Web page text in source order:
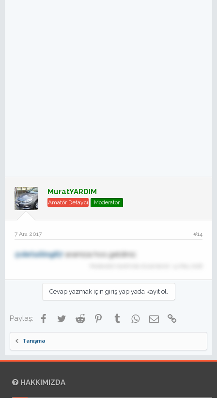
MuratYARDIM
Amatör Detaycı Moderator
7 Ara 2017 #14
@detailing67 aramiza hos geldiniz.
Cevap yazmak için giriş yap yada kayıt ol.
Paylaş: Facebook
TwitterReddit PinterestTumblrWhatsApp
E-posta
Tanışma
HAKKIMIZDA